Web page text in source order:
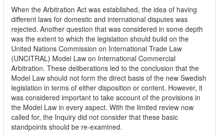
When the Arbitration Act was established, the idea of having
different laws for domestic and international disputes was
rejected. Another question that was considered in some depth
was the extent to which the legislation should build on the
United Nations Commission on International Trade Law
(UNCITRAL) Model Law on International Commercial
Arbitration. These deliberations led to the conclusion that the
Model Law should not form the direct basis of the new Swedish
legislation in terms of either disposition or content. However, it
was considered important to take account of the provisions in
the Model Law in every aspect. With the limited review now
called for, the Inquiry did not consider that these basic
standpoints should be re-examined.